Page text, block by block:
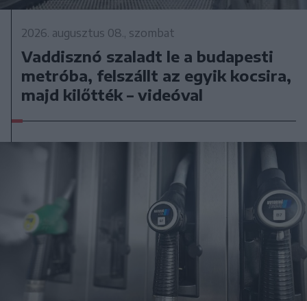
2026. augusztus 08., szombat
Vaddisznó szaladt le a budapesti
metróba, felszállt az egyik kocsira,
majd kilőtték – videóval